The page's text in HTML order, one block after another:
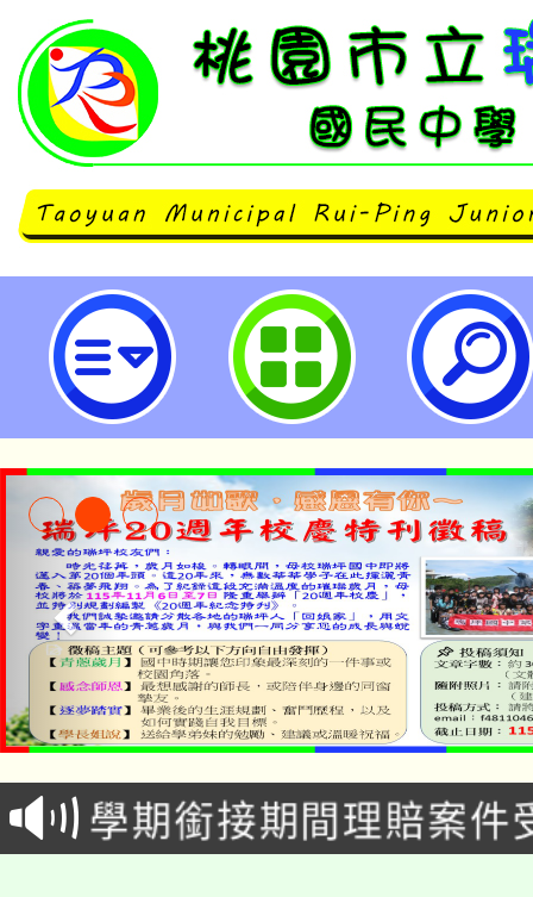
東華大學辦理「十二年課綱部定領
教育議題相關學習內容教學參考資
及推廣工作計畫」-桃園市立瑞坪
淨零綠生活教案入校路
會
115年食農教育專業人
程
學期銜接期間理賠案件
學籍身 分審查程序及
淨零綠領人才培育課程